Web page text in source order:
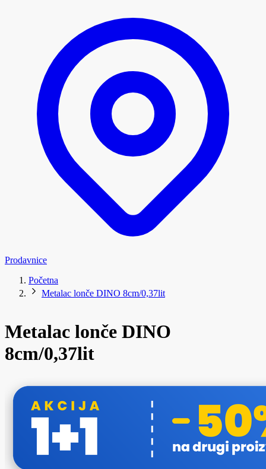
Prodavnice
Početna
Metalac lonče DINO 8cm/0,37lit
Metalac lonče DINO
8cm/0,37lit